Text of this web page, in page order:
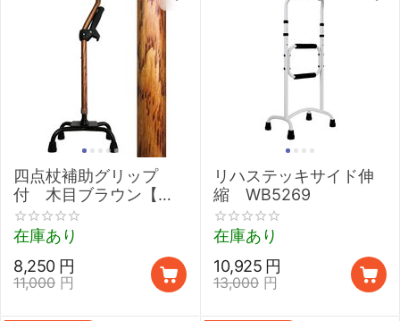
四点杖補助グリップ
付 木目ブラウン【フ
ジホーム】
在庫あり
11,000 円
8,250 円
リハステッキサイド伸
縮 WB5269
在庫あり
13,000 円
10,925 円